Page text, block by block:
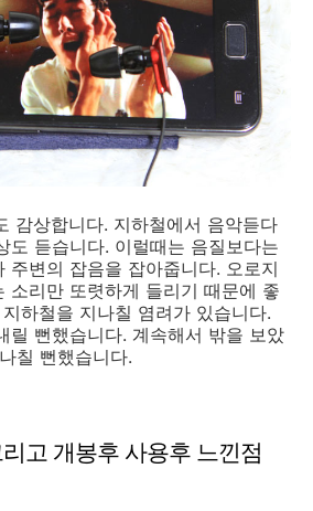
감상합니다. 지하철에서 음악듣다
도 듣습니다. 이럴때는 음질보다는
주변의 잡음을 잡아줍니다. 오로지
소리만 또렷하게 들리기 때문에 좋
하철을 지나칠 염려가 있습니다.
릴 뻔했습니다. 계속해서 밖을 보았
칠 뻔했습니다.
고 개봉후 사용후 느낀점